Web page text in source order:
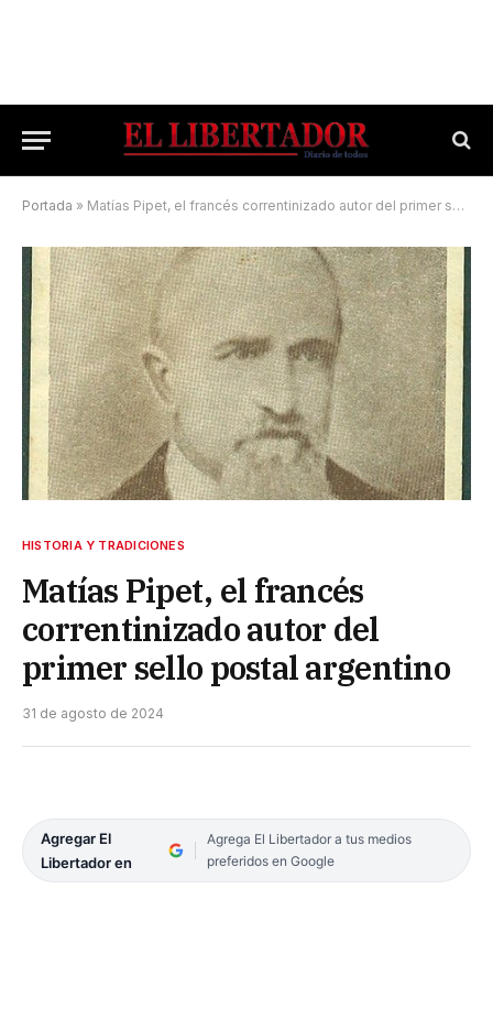
Portada » Matías Pipet, el francés correntinizado autor del primer sello postal argentino
HISTORIA Y TRADICIONES
Matías Pipet, el francés
correntinizado autor del
primer sello postal argentino
31 de agosto de 2024
Agregar El
Libertador en
Agrega El Libertador a tus medios
preferidos en Google